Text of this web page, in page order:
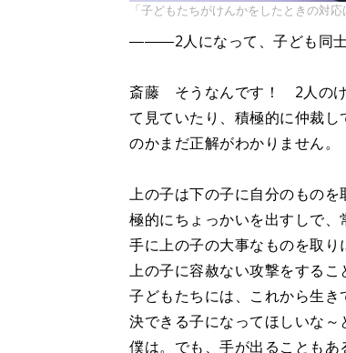
「子どもたちがけんかをしたときの対
―――2人になって、子ども同士
斎藤 そうなんです！ 2人のけ
て見ていたり、積極的に仲裁
のかまだ正解がわかりません。
上の子は下の子に自分のもの
極的にちょっかいを出すしで
手に上の子の大事なものを取
上の子に容赦ない攻撃をするこ
子どもたちには、これから生
決できる子になってほしいな～
僕は。でも、手が出ることもあ